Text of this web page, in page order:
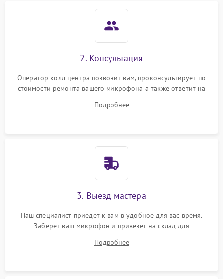
2. Консультация
Оператор колл центра позвонит вам, проконсультирует по
стоимости ремонта вашего микрофона а также ответит на
Подробнее
3. Выезд мастера
Наш специалист приедет к вам в удобное для вас время.
Заберет ваш микрофон и привезет на склад для
Подробнее